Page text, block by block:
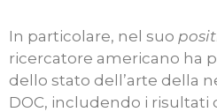
In particolare, nel suo
ricercatore americano ha
dello stato dell’arte della
DOC, includendo i